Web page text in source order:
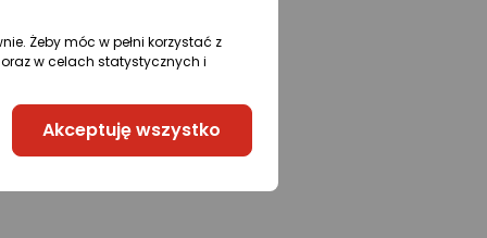
Żeby móc w pełni korzystać z
w celach statystycznych i
Akceptuję wszystko